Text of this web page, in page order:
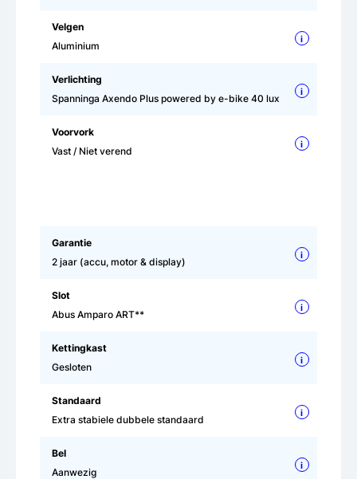
Velgen
Aluminium
i
Verlichting
Spanninga Axendo Plus powered by e-bike 40 lux
i
Voorvork
Vast / Niet verend
i
Garantie
2 jaar (accu, motor & display)
i
Slot
Abus Amparo ART**
i
Kettingkast
Gesloten
i
Standaard
Extra stabiele dubbele standaard
i
Bel
Aanwezig
i